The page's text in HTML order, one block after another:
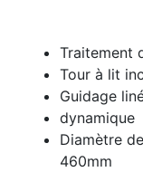
Traitement
Tour à lit
Guidage
dynamique
Diamètre
460mm